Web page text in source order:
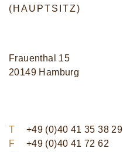
(HAUPTSITZ)
Frauenthal 15
20149 Hamburg
T
+49 (0)40 41 35 38 29
F
+49 (0)40 41 72 62